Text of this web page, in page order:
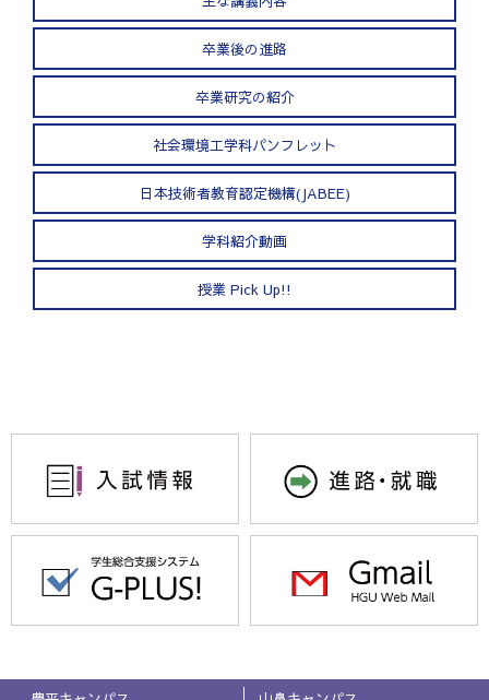
卒業後の進路
卒業研究の紹介
社会環境工学科パンフレット
日本技術者教育認定機構(JABEE)
学科紹介動画
授業 Pick Up!!